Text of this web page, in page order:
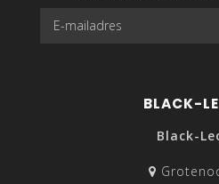
BLACK-
Black-